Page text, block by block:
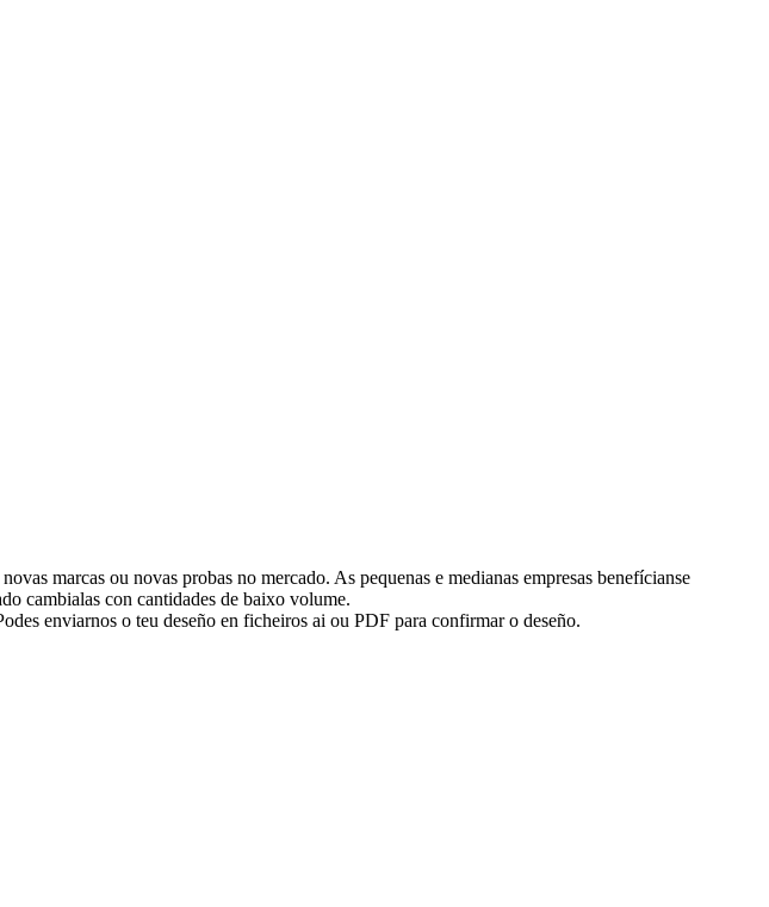
marcas ou novas probas no mercado. As pequenas e medianas empresas benefícianse
cambialas con cantidades de baixo volume.
enviarnos o teu deseño en ficheiros ai ou PDF para confirmar o deseño.